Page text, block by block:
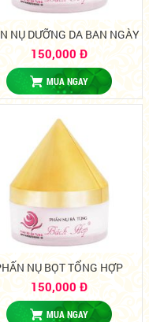
NỤ DƯỠNG DA BAN NGÀY
150,000 Đ
MUA NGAY
NỤ BỌT TỔNG HỢP
150,000 Đ
MUA NGAY